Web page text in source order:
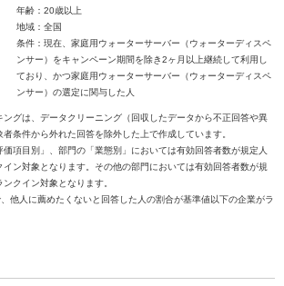
年齢：20歳以上
地域：全国
条件：現在、家庭用ウォーターサーバー（ウォーターディスペ
ンサー）をキャンペーン期間を除き2ヶ月以上継続して利用し
ており、かつ家庭用ウォーターサーバー（ウォーターディスペ
ンサー）の選定に関与した人
グは、データクリーニング（回収したデータから不正回答や異
条件から外れた回答を除外した上で作成しています。
項目別」、部門の「業態別」においては有効回答者数が規定人
ン対象となります。その他の部門においては有効回答者数が規
クイン対象となります。
他人に薦めたくないと回答した人の割合が基準値以下の企業がラ